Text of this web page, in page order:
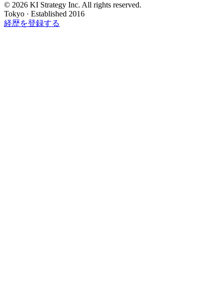
© 2026 KI Strategy Inc. All rights reserved.
Tokyo · Established 2016
経歴を登録する